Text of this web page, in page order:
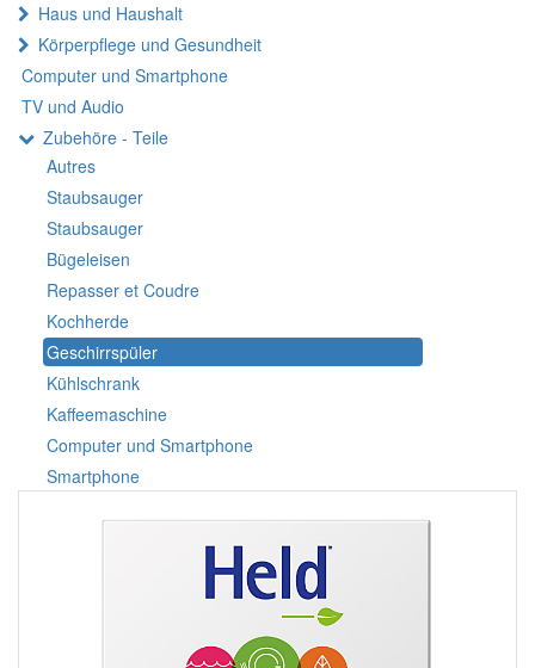
Haus und Haushalt
Körperpflege und Gesundheit
Computer und Smartphone
TV und Audio
Zubehöre - Teile
Autres
Staubsauger
Staubsauger
Bügeleisen
Repasser et Coudre
Kochherde
Geschirrspüler
Kühlschrank
Kaffeemaschine
Computer und Smartphone
Smartphone